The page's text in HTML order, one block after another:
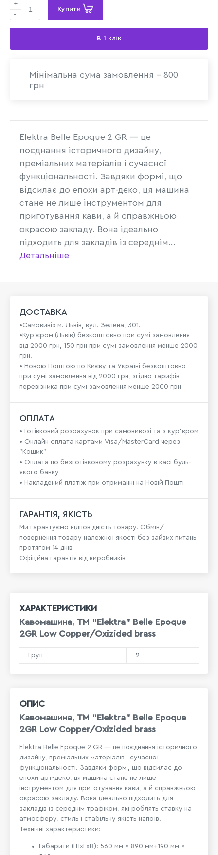
+
-
Купити
В 1 клік
Мінімальна сума замовлення - 800
грн
Elektra Belle Epoque 2 GR — це
поєднання історичного дизайну,
преміальних матеріалів і сучасної
функціональності. Завдяки формі, що
відсилає до епохи арт-деко, ця машина
стане не лише інструментом для
приготування кави, а й справжньою
окрасою закладу. Вона ідеально
підходить для закладів із середнім...
Детальніше
ДОСТАВКА
•Самовивіз м. Львів, вул. Зелена, 301.
•Кур'єром (Львів) безкоштовно при сумі замовлення
від 2000 грн, 150 грн при сумі замовлення менше 2000
грн.
• Новою Поштою по Києву та Україні безкоштовно
при сумі замовлення від 2000 грн, згідно тарифів
перевізника при сумі замовлення менше 2000 грн
ОПЛАТА
• Готівковий розрахунок при самовивозі та з кур’єром
• Онлайн оплата картами Visa/MasterCard через
"Кошик"
• Оплата по безготівковому розрахунку в касі будь-
якого банку
• Накладений платіж при отриманні на Новій Пошті
ГАРАНТІЯ, ЯКІСТЬ
Ми гарантуємо відповідність товару. Обмін/
повернення товару належної якості без зайвих питань
протягом 14 днів
Офіційна гарантія від виробників
ОПИС
Кавомашина, ТМ "Elektra" Belle Epoque
2GR Low Copper/Oxizided brass
Elektra Belle Epoque 2 GR — це поєднання історичного
дизайну, преміальних матеріалів і сучасної
функціональності. Завдяки формі, що відсилає до
епохи арт-деко, ця машина стане не лише
інструментом для приготування кави, а й справжньою
окрасою закладу. Вона ідеально підходить для
закладів із середнім трафіком, які роблять ставку на
атмосферу, стиль і стабільну якість напоїв.
Технічні характеристики:
Габарити (ШхГхВ): 560 мм × 890 мм+190 мм ×
ХАРАКТЕРИСТИКИ
Кавомашина, ТМ "Elektra" Belle Epoque
2GR Low Copper/Oxizided brass
Груп 2